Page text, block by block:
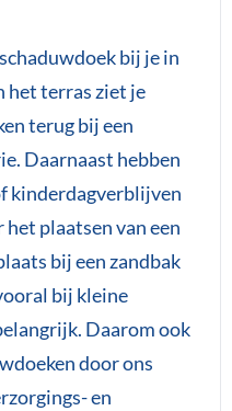
bij je in
het terras ziet je
terug bij een
Daarnaast hebben
kinderdagverblijven
plaatsen van een
bij een zandbak
bij kleine
Daarom ook
door ons
en